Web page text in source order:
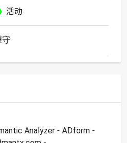
活动
守
Analyzer - ADform -